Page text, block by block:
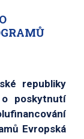
republiky
poskytnutí
Evropská